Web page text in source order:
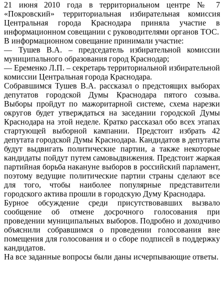
21 июня 2010 года в территориальном центре № 7
«Покровский» территориальная избирательная комиссия
Центральная города Краснодара приняла участие в
информационном совещании с руководителями органов ТОС.
В информационном совещание принимали участие:
— Тушев В.А. – председатель избирательной комиссии
муниципального образования город Краснодар;
— Еременко Л.П. – секретарь территориальной избирательной
комиссии Центральная города Краснодара.
Собравшимся Тушев В.А. рассказал о предстоящих выборах
депутатов городской Думы Краснодара пятого созыва.
Выборы пройдут по мажоритарной системе, схема нарезки
округов будет утверждаться на заседании городской Думы
Краснодара на этой неделе. Кратко рассказал обо всех этапах
стартующей выборной кампании. Предстоит избрать 42
депутата городской Думы Краснодара. Кандидатов в депутаты
будут выдвигать политические партии, а также некоторые
кандидаты пойдут путем самовыдвижения. Предстоит жаркая
партийная борьба накануне выборов в российский парламент,
поэтому ведущие политические партии страны сделают все
для того, чтобы наиболее популярные представители
городского актива прошли в городскую Думу Краснодара.
Бурное обсуждение среди присутствовавших вызвало
сообщение об отмене досрочного голосования при
проведении муниципальных выборов. Подробно и доходчиво
объяснили собравшимся о проведении голосования вне
помещения для голосования и о сборе подписей в поддержку
кандидатов.
На все заданные вопросы были даны исчерпывающие ответы.